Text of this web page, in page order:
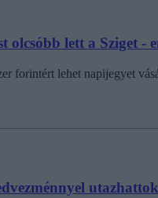
olcsóbb lett a Sziget
forintért lehet napijegyet